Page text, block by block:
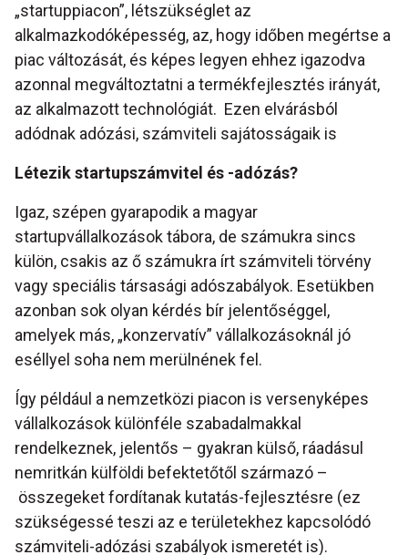
„startuppiacon”, létszükséglet az
alkalmazkodóképesség, az, hogy időben megértse a
piac változását, és képes legyen ehhez igazodva
azonnal megváltoztatni a termékfejlesztés irányát,
az alkalmazott technológiát. Ezen elvárásból
adódnak adózási, számviteli sajátosságaik is
Létezik startupszámvitel és -adózás?
Igaz, szépen gyarapodik a magyar
startupvállalkozások tábora, de számukra sincs
külön, csakis az ő számukra írt számviteli törvény
vagy speciális társasági adószabályok. Esetükben
azonban sok olyan kérdés bír jelentőséggel,
amelyek más, „konzervatív” vállalkozásoknál jó
eséllyel soha nem merülnének fel.
Így például a nemzetközi piacon is versenyképes
vállalkozások különféle szabadalmakkal
rendelkeznek, jelentős – gyakran külső, ráadásul
nemritkán külföldi befektetőtől származó –
összegeket fordítanak kutatás-fejlesztésre (ez
szükségessé teszi az e területekhez kapcsolódó
számviteli-adózási szabályok ismeretét is).